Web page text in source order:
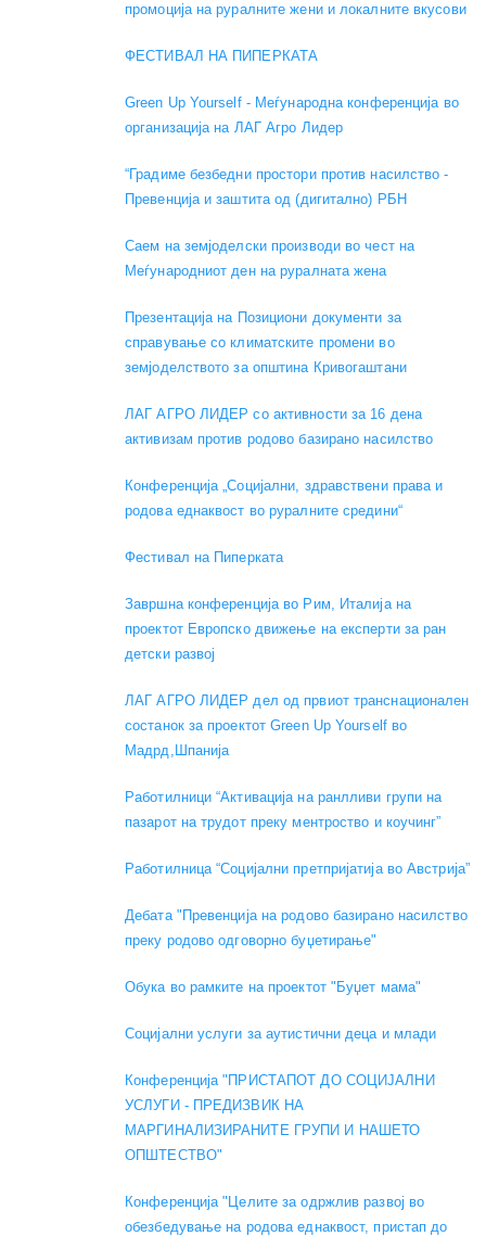
промоција на руралните жени и локалните вкусови
ФЕСТИВАЛ НА ПИПЕРКАТА
Green Up Yourself - Меѓународна конференција во
организација на ЛАГ Агро Лидер
“Градиме безбедни простори против насилство -
Превенција и заштита од (дигитално) РБН
Саем на земјоделски производи во чест на
Меѓународниот ден на руралната жена
Презентација на Позициони документи за
справување со климатските промени во
земјоделството за општина Кривогаштани
ЛАГ АГРО ЛИДЕР со активности за 16 дена
активизам против родово базирано насилство
Конференција „Социјални, здравствени права и
родова еднаквост во руралните средини“
Фестивал на Пиперката
Завршна конференција во Рим, Италија на
проектот Европско движење на експерти за ран
детски развој
ЛАГ АГРО ЛИДЕР дел од првиот транснационален
состанок за проектот Green Up Yourself во
Мадрд,Шпанија
Работилници “Активација на ранлливи групи на
пазарот на трудот преку ментроство и коучинг”
Работилница “Социјални претпријатија во Австрија”
Дебата "Превенција на родово базирано насилство
преку родово одговорно буџетирање"
Обука во рамките на проектот "Буџет мама"
Социјални услуги за аутистични деца и млади
Конференција "ПРИСТАПОТ ДО СОЦИЈАЛНИ
УСЛУГИ - ПРЕДИЗВИК НА
МАРГИНАЛИЗИРАНИТЕ ГРУПИ И НАШЕТО
ОПШТЕСТВО"
Конференција "Целите за одржлив развој во
обезбедување на родова еднаквост, пристап до